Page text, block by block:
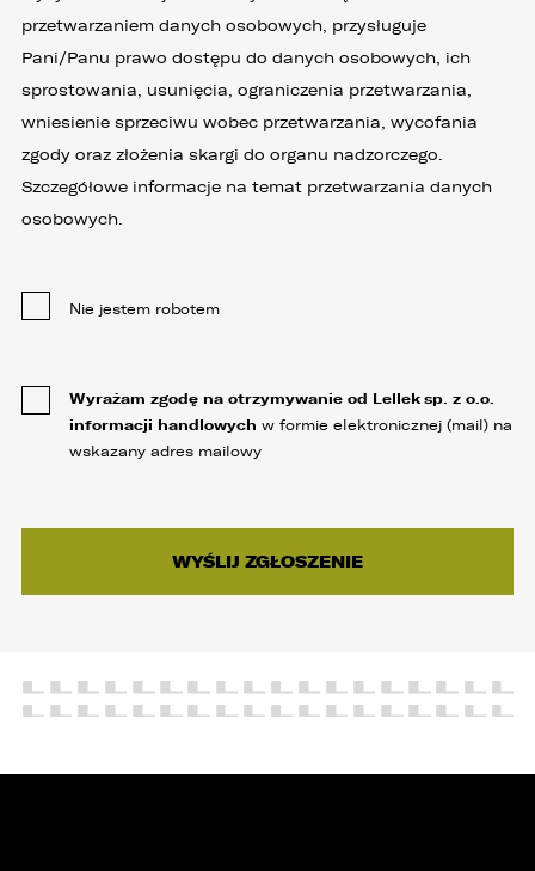
przetwarzaniem danych osobowych, przysługuje
Pani/Panu prawo dostępu do danych osobowych, ich
sprostowania, usunięcia, ograniczenia przetwarzania,
wniesienie sprzeciwu wobec przetwarzania, wycofania
zgody oraz złożenia skargi do organu nadzorczego.
Szczegółowe informacje na temat przetwarzania danych
osobowych.
Nie jestem robotem
Wyrażam zgodę na otrzymywanie od Lellek sp. z o.o.
informacji handlowych w formie elektronicznej (mail) na
wskazany adres mailowy